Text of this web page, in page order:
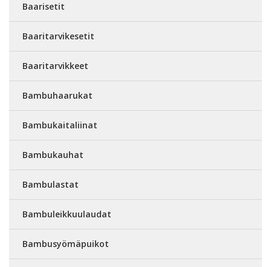
Baarisetit
Baaritarvikesetit
Baaritarvikkeet
Bambuhaarukat
Bambukaitaliinat
Bambukauhat
Bambulastat
Bambuleikkuulaudat
Bambusyömäpuikot